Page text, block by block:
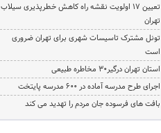
تعیین 17 اولویت نقشه راه کاهش خطرپذیری سیلاب
تهران
تونل مشترک تاسیسات شهری برای تهران ضروری
است
استان تهران درگیر30 مخاطره طبیعی
اجرای طرح مدرسه آماده در 600 مدرسه پایتخت
بافت های فرسوده جان مردم را تهدید می کند